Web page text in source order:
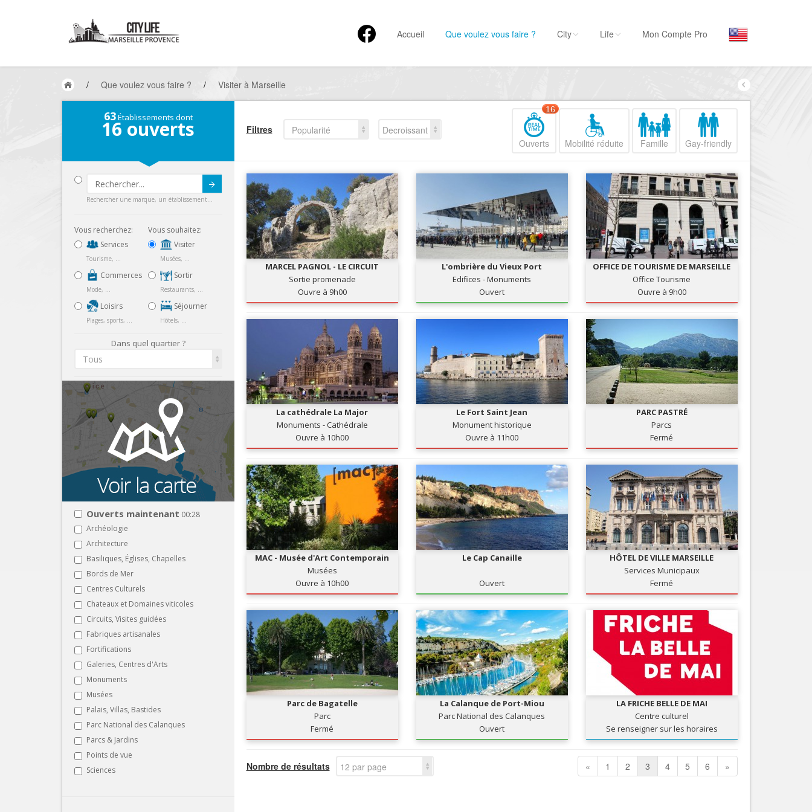
Accueil Que voulez vous faire ?
Hôtels, ...
Visiter
Sortir
Restaurants, ...
Commerces
Mode, ...
Loisirs
Plages, sports, ...
Tourisme, ...
City Life Mon Compte Pro
/ Que voulez vous faire ? / Visiter à Marseille
63Établissements dont
16 ouverts
Rechercher une marque, un établissement...
Vous recherchez:
Services
Tourisme, ...
Commerces
Mode, ...
Loisirs
Plages, sports, ...
Vous souhaitez:
Visiter
Musées, ...
Sortir
Restaurants, ...
Séjourner
Hôtels, ...
Dans quel quartier ?
Tous
Ouverts maintenant 00:28
Archéologie
Architecture
Basiliques, Églises, Chapelles
Bords de Mer
Centres Culturels
Chateaux et Domaines viticoles
Circuits, Visites guidées
Fabriques artisanales
Fortifications
Galeries, Centres d'Arts
Monuments
Musées
Palais, Villas, Bastides
Parc National des Calanques
Parcs & Jardins
Points de vue
Sciences
Filtres Popularité
Decroissant
Ouverts
16
Mobilité réduite Famille Gay-friendly
MARCEL PAGNOL - LE CIRCUIT
Sortie promenade
Ouvre à 9h00
L'ombrière du Vieux Port
Edifices - Monuments
Ouvert
OFFICE DE TOURISME DE MARSEILLE
Office Tourisme
Ouvre à 9h00
La cathédrale La Major
Monuments - Cathédrale
Ouvre à 10h00
Le Fort Saint Jean
Monument historique
Ouvre à 11h00
PARC PASTRÉ
Parcs
Fermé
MAC - Musée d'Art Contemporain
Musées
Ouvre à 10h00
Le Cap Canaille
Ouvert
HÔTEL DE VILLE MARSEILLE
Services Municipaux
Fermé
Parc de Bagatelle
Parc
Fermé
La Calanque de Port-Miou
Parc National des Calanques
Ouvert
LA FRICHE BELLE DE MAI
Centre culturel
Se renseigner sur les horaires
Nombre de résultats 12 par page « 1 2 3 4 5 6 »